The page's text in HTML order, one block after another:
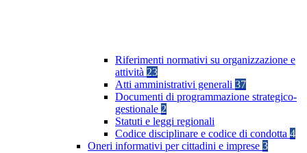
Riferimenti normativi su organizzazione e
attività 23
Atti amministrativi generali 37
Documenti di programmazione strategico-
gestionale 2
Statuti e leggi regionali
Codice disciplinare e codice di condotta 4
Oneri informativi per cittadini e imprese 3